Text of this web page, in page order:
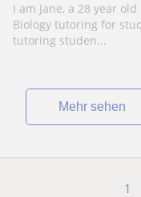
I am Jane, a 28 year
Biology tutoring for
tutoring studen...
Mehr sehen
1